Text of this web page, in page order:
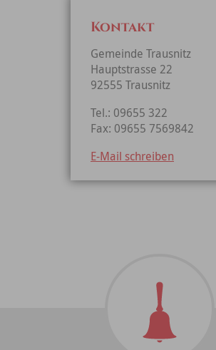
Kontakt
Gemeinde Trausnitz
Hauptstrasse 22
92555 Trausnitz
Tel.: 09655 322
Fax: 09655 7569842
E-Mail schreiben